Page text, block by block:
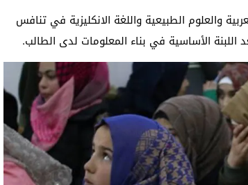
والعلوم الطبيعية واللغة الانكليزية في تنافس
الأساسية في بناء المعلومات لدى الطالب.